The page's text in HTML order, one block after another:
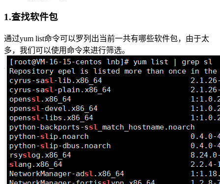
1.查找软件包
通过yum list命令可以罗列出当前一共有哪些软件包，由于太
多，我们可以使用命令来进行筛选。